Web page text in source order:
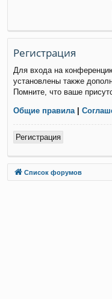
Регистрация
Для входа на
установлены также
Помните, что ваше
Общие правила |
Регистрация
Список форумов
Связаться с